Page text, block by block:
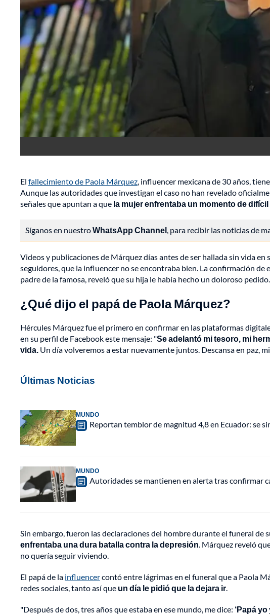
El fallecimiento de Paola Márquez, influencer mexicana de 30 años,
Aunque las autoridades que investigan el caso no han revelado
señales que apuntan a que la mujer enfrentaba un momento de
Síganos en nuestroWhatsApp Channel, para recibir las noticias de
Videos y publicaciones de Márquez días antes de ser hallada sin vida
seguidores, que la influencer no se encontraba bien. La confirmación
padre de la famosa, reveló que su hija le había hecho un doloroso pedido.
¿Qué dijo el papá de Paola Márquez?
Hércules Márquez fue el primero en confirmar en las plataformas
en su perfil de Facebook este mensaje: "Se adelantó mi tesoro, mi
vida. Un día volveremos a estar nuevamente juntos. Descansa en paz,
Últimas Noticias
MUNDO
Reportan temblor de magnitud 4,8 en Ecuador: se
MUNDO
Autoridades se mantienen en alerta tras confirmar
Sin embargo, fueron las declaraciones del hombre durante el funeral de
enfrentaba una dura batalla contra la depresión. Márquez reveló
no quería seguir viviendo.
El papá de la influencercontó entre lágrimas en el funeral que a Paola
redes sociales, tanto así que un día le pidió que la dejara ir.
"Después de dos, tres años que estaba en ese mundo, me dice: ‘Papá